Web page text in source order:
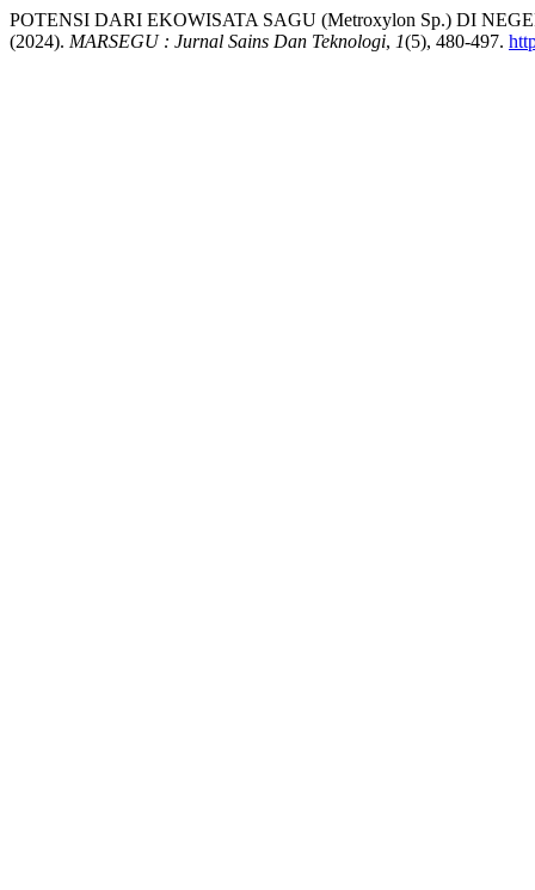
POTENSI DARI EKOWISATA SAGU (Metroxylon Sp.) DI
(2024). MARSEGU : Jurnal Sains Dan Teknologi, 1(5), 480-497.